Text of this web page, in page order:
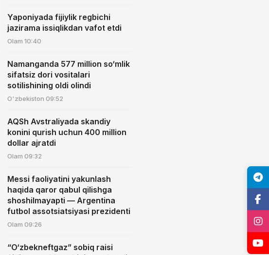
Yaponiyada fijiylik regbichi
jazirama issiqlikdan vafot etdi
Olam 10:40
Namanganda 577 million so‘mlik
sifatsiz dori vositalari
sotilishining oldi olindi
O'zbekiston 09:52
AQSh Avstraliyada skandiy
konini qurish uchun 400 million
dollar ajratdi
Olam 09:32
Messi faoliyatini yakunlash
haqida qaror qabul qilishga
shoshilmayapti — Argentina
futbol assotsiatsiyasi prezidenti
Olam 09:26
“O‘zbekneftgaz” sobiq raisi